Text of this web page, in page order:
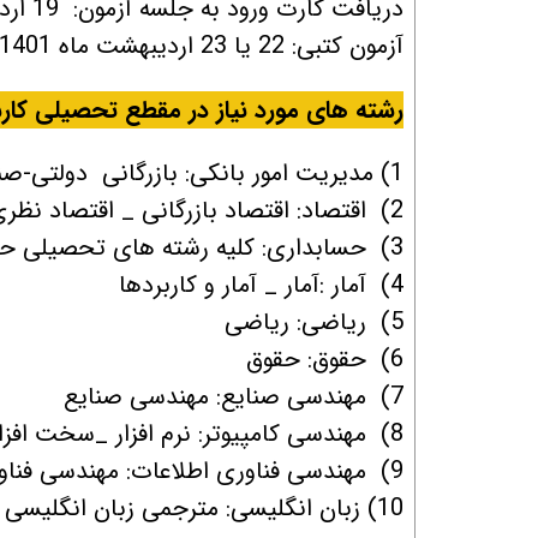
دریافت کارت ورود به جلسه آزمون: 19 اردیبهشت ماه 1401
آزمون کتبی: 22 یا 23 اردیبهشت ماه 1401
رشته های مورد نیاز در مقطع تحصیلی
1) مدیریت امور بانکی: بازرگانی دولتی-صنعتی _ فناوری اطلاعات _ اجرایی- مالی
2) اقتصاد: اقتصاد بازرگانی _ اقتصاد نظری
3) حسابداری: کلیه رشته های تحصیلی حسابداری
4) آمار :آمار _ آمار و کاربردها
5) ریاضی: ریاضی
6) حقوق: حقوق
7) مهندسی صنایع: مهندسی صنایع
8) مهندسی کامپیوتر: نرم افزار _سخت افزار
9) مهندسی فناوری اطلاعات: مهندسی فناوری اطلاعات
10) زبان انگلیسی: مترجمی زبان انگلیسی _ آموزش زبان انگلیسی